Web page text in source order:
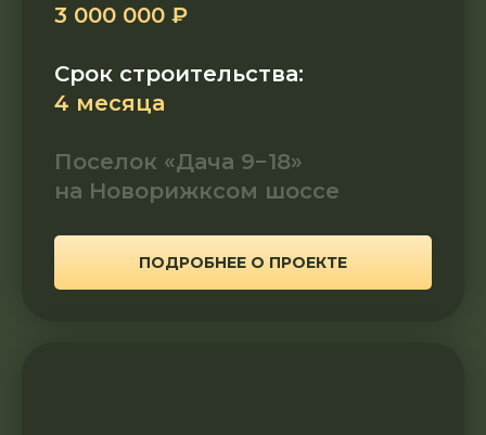
3 000 000 ₽
Срок строительства:
4 месяца
Поселок «Дача 9−18»
на Новорижксом шоссе
ПОДРОБНЕЕ О ПРОЕКТЕ